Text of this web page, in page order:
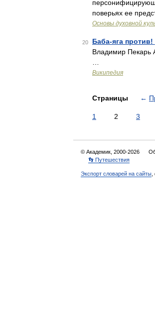
поверьях ее
Основы духовной
20 Баба-яга
Владимир Пекарь
Википедия
Страницы ←
1 2 3
© Академик, 2000-2026
👣 Путешествия
Экспорт словарей на сайты